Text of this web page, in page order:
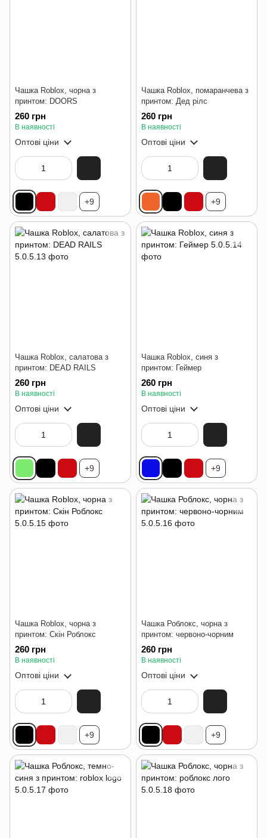
Чашка Roblox, чорна з
принтом: DOORS
260 грн
В наявності
Оптові ціни
+9
Чашка Roblox, помаранчева з
принтом: Дед рілс
260 грн
В наявності
Оптові ціни
+9
Чашка Roblox, салатова з
принтом: DEAD RAILS
260 грн
В наявності
Оптові ціни
+9
Чашка Roblox, синя з
принтом: Геймер
260 грн
В наявності
Оптові ціни
+9
Чашка Roblox, чорна з
принтом: Скін Роблокс
260 грн
В наявності
Оптові ціни
+9
Чашка Роблокс, чорна з
принтом: червоно-чорним
260 грн
В наявності
Оптові ціни
+9